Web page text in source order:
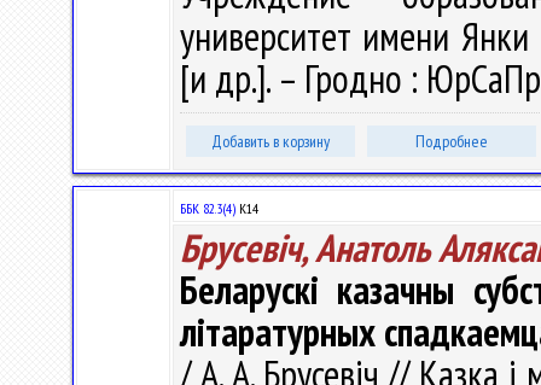
университет имени
[и др.]. – Гродно :
Добавить в корзину Подробнее
ББК 82.3(4) К14
Брусевіч, Анатоль
Беларускі казачны
літаратурных
/ А. А. Брусевіч // Казка